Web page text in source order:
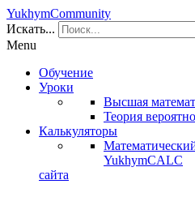
YukhymCommunity
Искать...
Menu
Обучение
Уроки
Высшая
Теория
Калькуляторы
YukhymCALC
сайта